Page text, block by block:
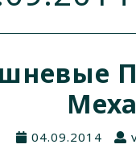
04.09.2014